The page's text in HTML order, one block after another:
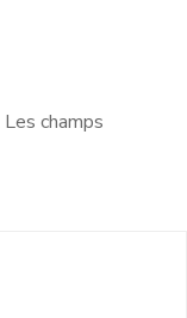
Les champs